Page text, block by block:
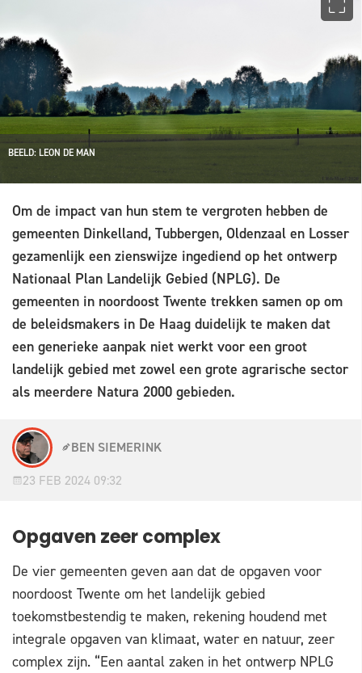
BEELD: LEON DE MAN
Om de impact van hun stem te vergroten hebben de
gemeenten Dinkelland, Tubbergen, Oldenzaal en Losser
gezamenlijk een zienswijze ingediend op het ontwerp
Nationaal Plan Landelijk Gebied (NPLG). De
gemeenten in noordoost Twente trekken samen op om
de beleidsmakers in De Haag duidelijk te maken dat
een generieke aanpak niet werkt voor een groot
landelijk gebied met zowel een grote agrarische sector
als meerdere Natura 2000 gebieden.
BEN SIEMERINK
23 FEB 2024 09:32
Opgaven zeer complex
De vier gemeenten geven aan dat de opgaven voor
noordoost Twente om het landelijk gebied
toekomstbestendig te maken, rekening houdend met
integrale opgaven van klimaat, water en natuur, zeer
complex zijn. “Een aantal zaken in het ontwerp NPLG